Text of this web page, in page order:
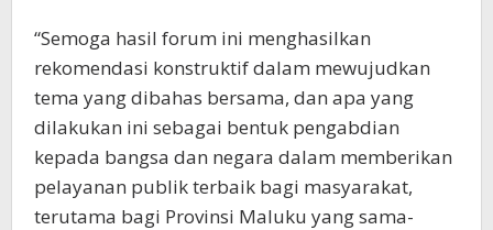
“Semoga hasil forum ini menghasilkan
rekomendasi konstruktif dalam mewujudkan
tema yang dibahas bersama, dan apa yang
dilakukan ini sebagai bentuk pengabdian
kepada bangsa dan negara dalam memberikan
pelayanan publik terbaik bagi masyarakat,
terutama bagi Provinsi Maluku yang sama-